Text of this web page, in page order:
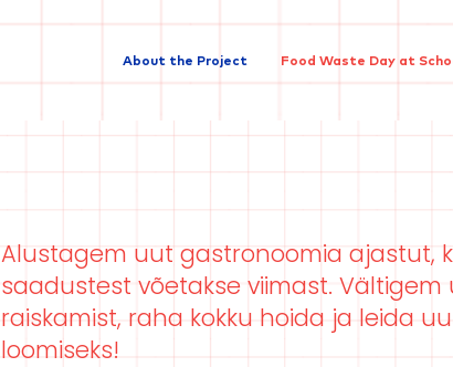
About the Project Food Waste Day at
Alustagem uut gastronoomia ajastut,
saadustest võetakse viimast.
raiskamist, raha kokku hoida ja leida
loomiseks!